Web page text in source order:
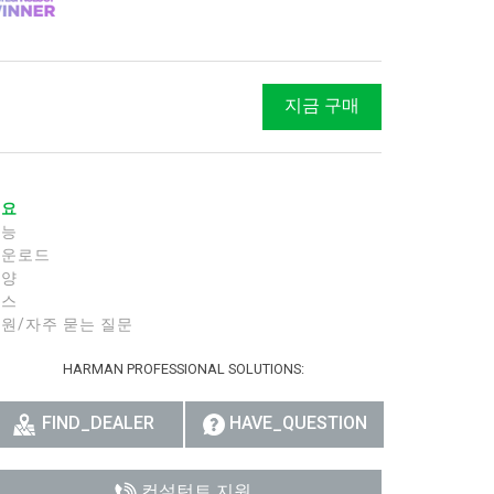
지금 구매
로드
/자주 묻는 질문
HARMAN PROFESSIONAL SOLUTIONS:
FIND_DEALER HAVE_QUESTION